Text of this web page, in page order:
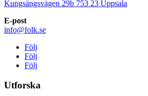
Kungsängsvägen 29b 753 23 Uppsala
E-post
info@folk.se
Följ
Följ
Följ
Utforska